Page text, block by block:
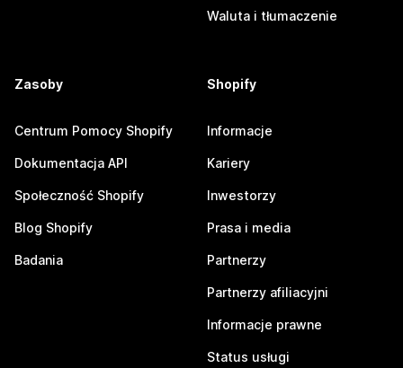
Waluta i tłumaczenie
Zasoby
Centrum Pomocy Shopify
Dokumentacja API
Społeczność Shopify
Blog Shopify
Badania
Shopify
Informacje
Kariery
Inwestorzy
Prasa i media
Partnerzy
Partnerzy afiliacyjni
Informacje prawne
Status usługi